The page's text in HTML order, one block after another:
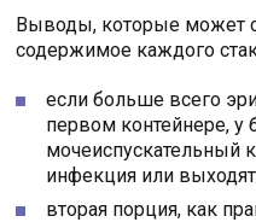
Выводы, которые может
содержимое каждого
если больше всего
первом контейнере, у
мочеиспускательный
инфекция или
вторая порция, как